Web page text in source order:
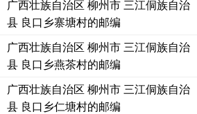
广西壮族自治区 柳州市 三江侗族自治
县 良口乡寨塘村的邮编
广西壮族自治区 柳州市 三江侗族自治
县 良口乡燕茶村的邮编
广西壮族自治区 柳州市 三江侗族自治
县 良口乡仁塘村的邮编